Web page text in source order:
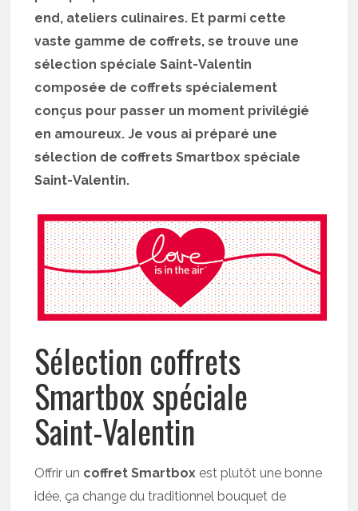
end, ateliers culinaires. Et parmi cette
vaste gamme de coffrets, se trouve une
sélection spéciale Saint-Valentin
composée de coffrets spécialement
conçus pour passer un moment privilégié
en amoureux. Je vous ai préparé une
sélection de coffrets Smartbox spéciale
Saint-Valentin.
Sélection coffrets
Smartbox spéciale
Saint-Valentin
Offrir un coffret Smartbox est plutôt une bonne
idée, ça change du traditionnel bouquet de